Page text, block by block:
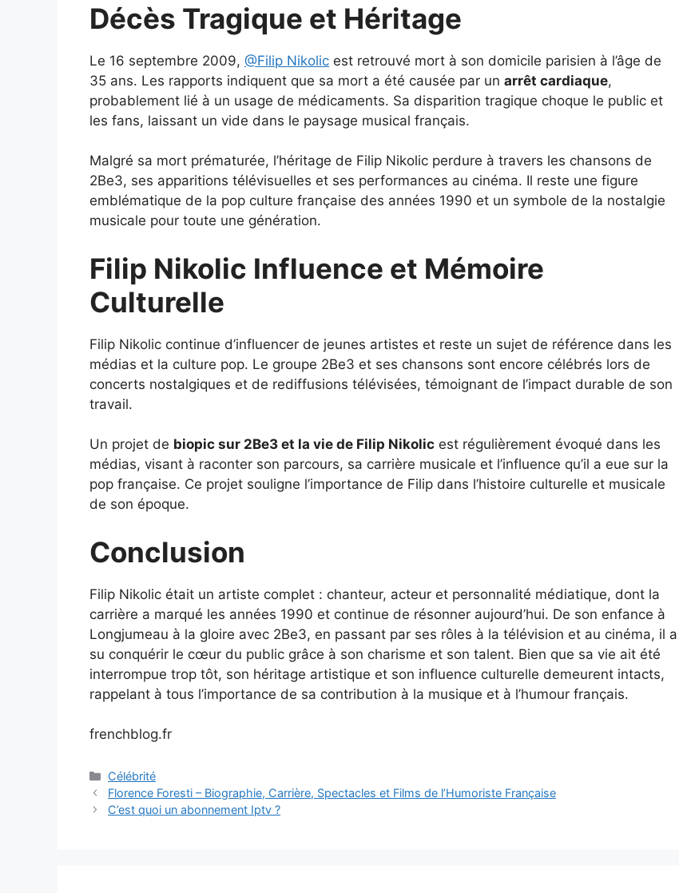
Décès Tragique et Héritage
Le 16 septembre 2009, @Filip Nikolic est retrouvé mort à son domicile parisien à l’âge de
35 ans. Les rapports indiquent que sa mort a été causée par un arrêt cardiaque,
probablement lié à un usage de médicaments. Sa disparition tragique choque le public et
les fans, laissant un vide dans le paysage musical français.
Malgré sa mort prématurée, l’héritage de Filip Nikolic perdure à travers les chansons de
2Be3, ses apparitions télévisuelles et ses performances au cinéma. Il reste une figure
emblématique de la pop culture française des années 1990 et un symbole de la nostalgie
musicale pour toute une génération.
Filip Nikolic Influence et Mémoire
Culturelle
Filip Nikolic continue d’influencer de jeunes artistes et reste un sujet de référence dans les
médias et la culture pop. Le groupe 2Be3 et ses chansons sont encore célébrés lors de
concerts nostalgiques et de rediffusions télévisées, témoignant de l’impact durable de son
travail.
Un projet de biopic sur 2Be3 et la vie de Filip Nikolic est régulièrement évoqué dans les
médias, visant à raconter son parcours, sa carrière musicale et l’influence qu’il a eue sur la
pop française. Ce projet souligne l’importance de Filip dans l’histoire culturelle et musicale
de son époque.
Conclusion
Filip Nikolic était un artiste complet : chanteur, acteur et personnalité médiatique, dont la
carrière a marqué les années 1990 et continue de résonner aujourd’hui. De son enfance à
Longjumeau à la gloire avec 2Be3, en passant par ses rôles à la télévision et au cinéma, il a
su conquérir le cœur du public grâce à son charisme et son talent. Bien que sa vie ait été
interrompue trop tôt, son héritage artistique et son influence culturelle demeurent intacts,
rappelant à tous l’importance de sa contribution à la musique et à l’humour français.
frenchblog.fr
Categories
Célébrité
Florence Foresti – Biographie, Carrière, Spectacles et Films de l’Humoriste Française
C’est quoi un abonnement Iptv ?